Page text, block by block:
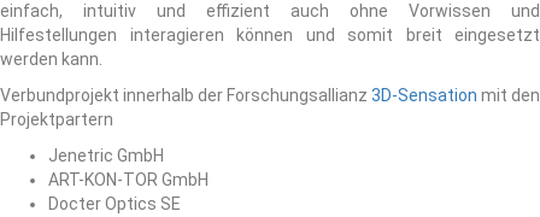
einfach, intuitiv und effizient auch ohne Vorwissen und
Hilfestellungen interagieren können und somit breit eingesetzt
werden kann.
Verbundprojekt innerhalb der Forschungsallianz 3D-Sensation mit den
Projektpartern
Jenetric GmbH
ART-KON-TOR GmbH
Docter Optics SE